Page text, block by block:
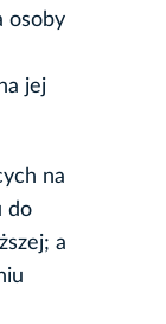
osoby
jej
na
do
a